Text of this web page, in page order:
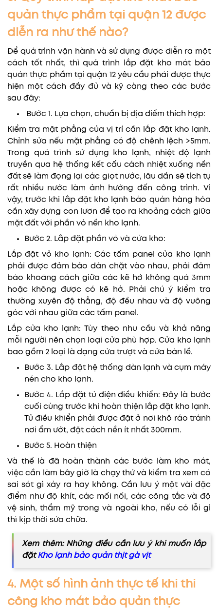
quản thực phẩm tại quận 12 được
diễn ra như thế nào?
Để quá trình vận hành và sử dụng được diễn ra một
cách tốt nhất, thì quá trình lắp đặt kho mát bảo
quản thực phẩm tại quận 12 yêu cầu phải được thực
hiện một cách đầy đủ và kỹ càng theo các bước
sau đây:
Bước 1. Lựa chọn, chuẩn bị địa điểm thích hợp:
Kiểm tra mặt phẳng của vị trí cần lắp đặt kho lạnh.
Chỉnh sửa nếu mặt phẳng có độ chênh lệch >5mm.
Trong quá trình sử dụng kho lạnh, nhiệt độ lạnh
truyền qua hệ thống kết cấu cách nhiệt xuống nền
đất sẽ làm đọng lại các giọt nước, lâu dần sẽ tích tụ
rất nhiều nước làm ảnh hưởng đến công trình. Vì
vậy, trước khi lắp đặt kho lạnh bảo quản hàng hóa
cần xây dựng con lươn để tạo ra khoảng cách giữa
mặt đất với phần vỏ nền kho lạnh.
Bước 2. Lắp đặt phần vỏ và cửa kho:
Lắp đặt vỏ kho lạnh: Các tấm panel của kho lạnh
phải được đảm bảo dán chặt vào nhau, phải đảm
bảo khoảng cách giữa các kẽ hở không quá 3mm
hoặc không được có kẽ hở. Phải chú ý kiểm tra
thường xuyên độ thẳng, độ đều nhau và độ vuông
góc với nhau giữa các tấm panel.
Lắp cửa kho lạnh: Tùy theo nhu cầu và khả năng
mỗi người nên chọn loại cửa phù hợp. Cửa kho lạnh
bao gồm 2 loại là dạng cửa trượt và cửa bản lề.
Bước 3. Lắp đặt hệ thống dàn lạnh và cụm máy
nén cho kho lạnh.
Bước 4. Lắp đặt tủ điện điều khiển: Đây là bước
cuối cùng trước khi hoàn thiện lắp đặt kho lạnh.
Tủ điều khiển phải được đặt ở nơi khô ráo tránh
nơi ẩm ướt, đặt cách nền ít nhất 300mm.
Bước 5. Hoàn thiện
Và thế là đã hoàn thành các bước làm kho mát,
việc cần làm bây giờ là chạy thử và kiểm tra xem có
sai sót gì xảy ra hay không. Cần lưu ý một vài đặc
điểm như độ khít, các mối nối, các công tắc và độ
vệ sinh, thẩm mỹ trong và ngoài kho, nếu có lỗi gì
thì kịp thời sửa chữa.
Xem thêm: Những điều cần lưu ý khi muốn lắp
đặtKho lạnh bảo quản thịt gà vịt
4. Một số hình ảnh thực tế khi thi
công kho mát bảo quản thực